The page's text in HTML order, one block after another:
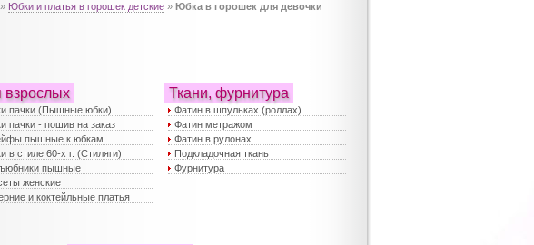
» Юбки и платья в горошек детские » Юбка в горошек для девочки
взрослых
пачки (Пышные юбки)
пачки - пошив на заказ
пышные к юбкам
в стиле 60-х г. (Стиляги)
пышные
женские
и коктейльные платья
Ткани, фурнитура
Фатин в шпульках (роллах)
Фатин метражом
Фатин в рулонах
Подкладочная ткань
Фурнитура